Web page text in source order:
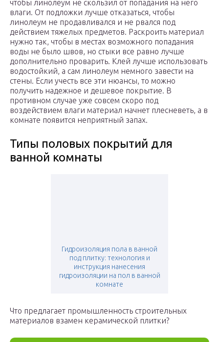
чтобы линолеум не скользил от попадания на него
влаги. От подложки лучше отказаться, чтобы
линолеум не продавливался и не рвался под
действием тяжелых предметов. Раскроить материал
нужно так, чтобы в местах возможного попадания
воды не было швов, но стыки все равно лучше
дополнительно проварить. Клей лучше использовать
водостойкий, а сам линолеум немного завести на
стены. Если учесть все эти нюансы, то можно
получить надежное и дешевое покрытие. В
противном случае уже совсем скоро под
воздействием влаги материал начнет плесневеть, а в
комнате появится неприятный запах.
Типы половых покрытий для
ванной комнаты
Гидроизоляция пола в ванной
под плитку: технология и
инструкция нанесения
гидроизоляции на пол в ванной
комнате
Что предлагает промышленность строительных
материалов взамен керамической плитки?